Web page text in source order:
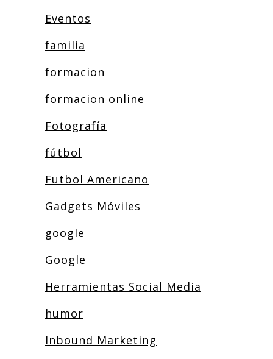
Eventos
familia
formacion
formacion online
Fotografía
fútbol
Futbol Americano
Gadgets Móviles
google
Google
Herramientas Social Media
humor
Inbound Marketing